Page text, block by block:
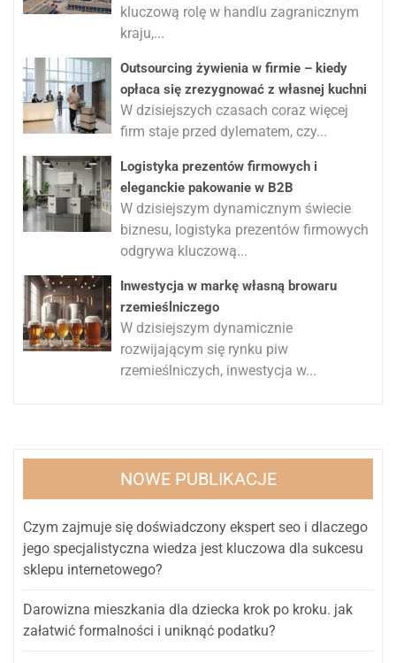
kluczową rolę w handlu zagranicznym
kraju,...
Outsourcing żywienia w firmie – kiedy
opłaca się zrezygnować z własnej kuchni
W dzisiejszych czasach coraz więcej
firm staje przed dylematem, czy...
Logistyka prezentów firmowych i
eleganckie pakowanie w B2B
W dzisiejszym dynamicznym świecie
biznesu, logistyka prezentów firmowych
odgrywa kluczową...
Inwestycja w markę własną browaru
rzemieślniczego
W dzisiejszym dynamicznie
rozwijającym się rynku piw
rzemieślniczych, inwestycja w...
NOWE PUBLIKACJE
Czym zajmuje się doświadczony ekspert seo i dlaczego
jego specjalistyczna wiedza jest kluczowa dla sukcesu
sklepu internetowego?
Darowizna mieszkania dla dziecka krok po kroku. jak
załatwić formalności i uniknąć podatku?